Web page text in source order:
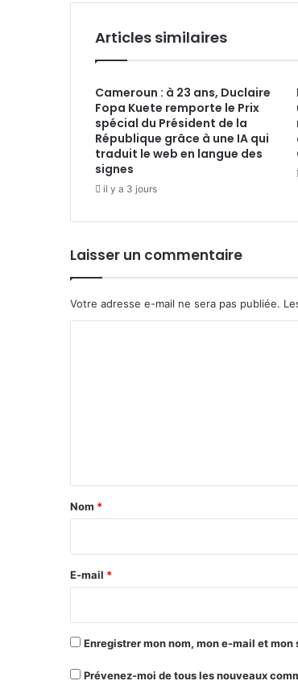
Articles similaires
Cameroun : à 23 ans, Duclaire
Fopa Kuete remporte le Prix
spécial du Président de la
République grâce à une IA qui
traduit le web en langue des
signes
il y a 3 jours
Laisser un commentaire
Votre adresse e-mail ne sera pas publiée.
a
e
Nom *
E-mail *
Enregistrer mon nom, mon e-mail et
Prévenez-moi de tous les nouveaux